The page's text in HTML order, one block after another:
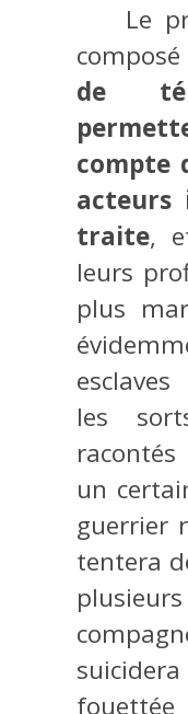
Le
de
compte
acteurs
traite,
leurs
plus
les
un
guerrier
tentera